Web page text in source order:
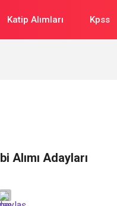
Katip Alımları Kpss
Alımı Adayları